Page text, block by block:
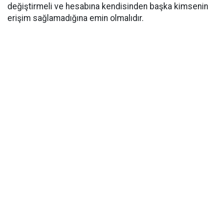
değiştirmeli ve hesabına kendisinden başka kimsenin
erişim sağlamadığına emin olmalıdır.